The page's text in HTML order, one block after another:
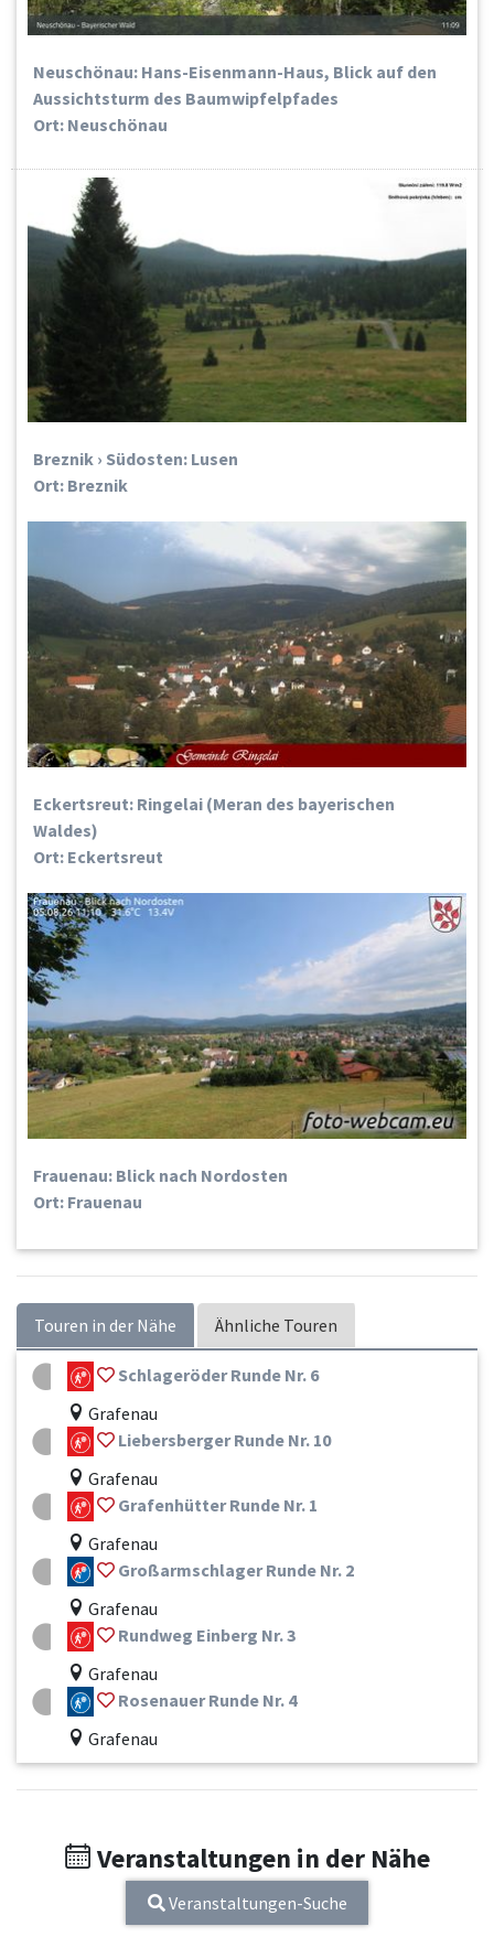
Neuschönau: Hans-Eisenmann-Haus, Blick auf den
Aussichtsturm des Baumwipfelpfades
Ort: Neuschönau
Breznik › Südosten: Lusen
Ort: Breznik
Eckertsreut: Ringelai (Meran des bayerischen
Waldes)
Ort: Eckertsreut
Frauenau: Blick nach Nordosten
Ort: Frauenau
Touren in der Nähe Ähnliche Touren
Schlageröder Runde Nr. 6
Grafenau
Liebersberger Runde Nr. 10
Grafenau
Grafenhütter Runde Nr. 1
Grafenau
Großarmschlager Runde Nr. 2
Grafenau
Rundweg Einberg Nr. 3
Grafenau
Rosenauer Runde Nr. 4
Grafenau
Veranstaltungen in der Nähe
Veranstaltungen-Suche